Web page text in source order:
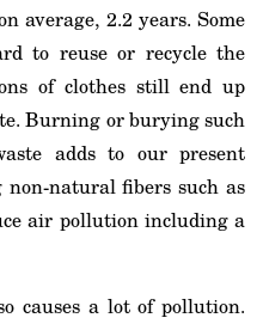
average, 2.2 years. Some
to reuse or recycle the
of clothes still end up
Burning or burying such
adds to our present
natural fibers such as
air pollution including a
causes a lot of pollution.